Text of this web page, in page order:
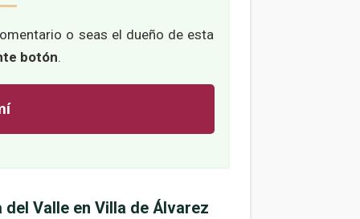
o seas el dueño de esta
botón.
Valle en Villa de Álvarez